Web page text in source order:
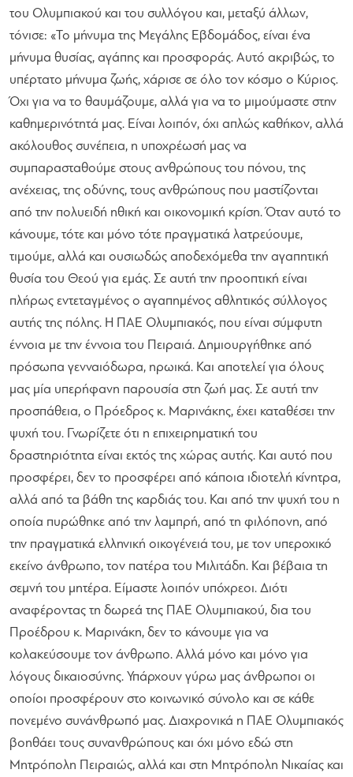
του Ολυμπιακού και του συλλόγου και, μεταξύ άλλων,
τόνισε: «Το μήνυμα της Μεγάλης Εβδομάδος, είναι ένα
μήνυμα θυσίας, αγάπης και προσφοράς. Αυτό ακριβώς, το
υπέρτατο μήνυμα ζωής, χάρισε σε όλο τον κόσμο ο Κύριος.
Όχι για να το θαυμάζουμε, αλλά για να το μιμούμαστε στην
καθημερινότητά μας. Είναι λοιπόν, όχι απλώς καθήκον, αλλά
ακόλουθος συνέπεια, η υποχρέωσή μας να
συμπαρασταθούμε στους ανθρώπους του πόνου, της
ανέχειας, της οδύνης, τους ανθρώπους που μαστίζονται
από την πολυειδή ηθική και οικονομική κρίση. Όταν αυτό το
κάνουμε, τότε και μόνο τότε πραγματικά λατρεύουμε,
τιμούμε, αλλά και ουσιωδώς αποδεχόμεθα την αγαπητική
θυσία του Θεού για εμάς. Σε αυτή την προοπτική είναι
πλήρως εντεταγμένος ο αγαπημένος αθλητικός σύλλογος
αυτής της πόλης. Η ΠΑΕ Ολυμπιακός, που είναι σύμφυτη
έννοια με την έννοια του Πειραιά. Δημιουργήθηκε από
πρόσωπα γενναιόδωρα, ηρωικά. Και αποτελεί για όλους
μας μία υπερήφανη παρουσία στη ζωή μας. Σε αυτή την
προσπάθεια, ο Πρόεδρος κ. Μαρινάκης, έχει καταθέσει την
ψυχή του. Γνωρίζετε ότι η επιχειρηματική του
δραστηριότητα είναι εκτός της χώρας αυτής. Και αυτό που
προσφέρει, δεν το προσφέρει από κάποια ιδιοτελή κίνητρα,
αλλά από τα βάθη της καρδιάς του. Και από την ψυχή του η
οποία πυρώθηκε από την λαμπρή, από τη φιλόπονη, από
την πραγματικά ελληνική οικογένειά του, με τον υπεροχικό
εκείνο άνθρωπο, τον πατέρα του Μιλιτάδη. Και βέβαια τη
σεμνή του μητέρα. Είμαστε λοιπόν υπόχρεοι. Διότι
αναφέροντας τη δωρεά της ΠΑΕ Ολυμπιακού, δια του
Προέδρου κ. Μαρινάκη, δεν το κάνουμε για να
κολακεύσουμε τον άνθρωπο. Αλλά μόνο και μόνο για
λόγους δικαιοσύνης. Υπάρχουν γύρω μας άνθρωποι οι
οποίοι προσφέρουν στο κοινωνικό σύνολο και σε κάθε
πονεμένο συνάνθρωπό μας. Διαχρονικά η ΠΑΕ Ολυμπιακός
βοηθάει τους συνανθρώπους και όχι μόνο εδώ στη
Μητρόπολη Πειραιώς, αλλά και στη Μητρόπολη Νικαίας και